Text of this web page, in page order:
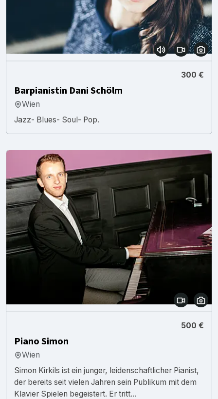
300 €
Barpianistin Dani Schölm
Wien
Jazz- Blues- Soul- Pop.
500 €
Piano Simon
Wien
Simon Kirkils ist ein junger, leidenschaftlicher Pianist,
der bereits seit vielen Jahren sein Publikum mit dem
Klavier Spielen begeistert. Er tritt...